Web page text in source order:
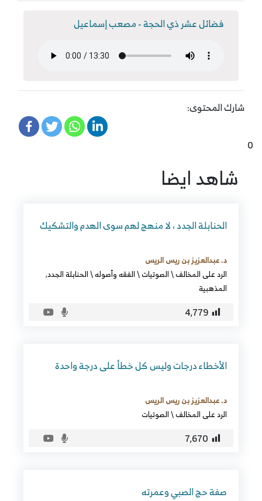
فضائل عشر ذي الحجة - مصعب إسماعيل
شارك المحتوى:
0
شاهد ايضا
الحنابلة الجدد ، لا منهج لهم سوى الهدم والتشكيك
د. عبدالعزيز بن ريس الريس
الرد على المخالف\الصوتيات\الفقه وأصوله\الحنابلة الجدد,
المذهبية
4٬779
الأخطاء درجات وليس كل خطأ على درجة واحدة
د. عبدالعزيز بن ريس الريس
الرد على المخالف\الصوتيات
7٬670
صفة حج الصبي وعمرته